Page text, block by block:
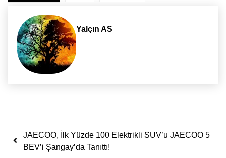
Yalçın AS
Yazı dolaşımı
JAECOO, İlk Yüzde 100 Elektrikli SUV’u JAECOO 5
BEV’i Şangay’da Tanıttı!